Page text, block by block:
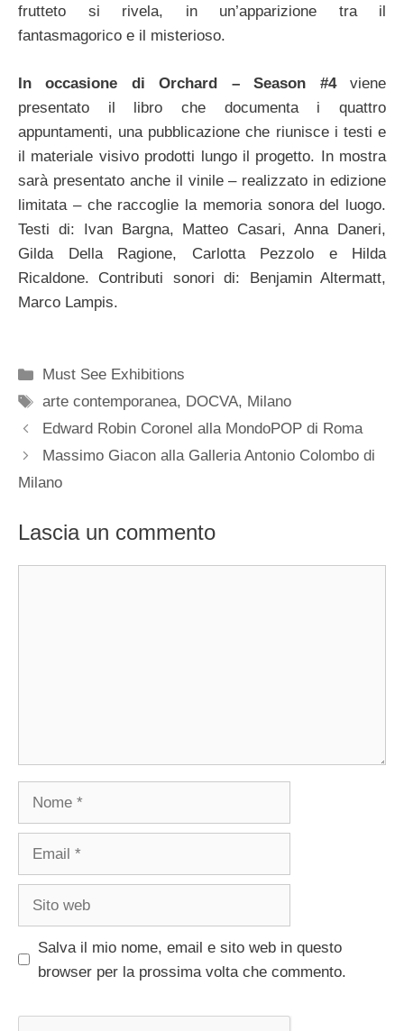
frutteto si rivela, in un’apparizione tra il
fantasmagorico e il misterioso.
In occasione di Orchard – Season #4viene
presentato il libro che documenta i quattro
appuntamenti, una pubblicazione che riunisce i testi e
il materiale visivo prodotti lungo il progetto. In mostra
sarà presentato anche il vinile – realizzato in edizione
limitata – che raccoglie la memoria sonora del luogo.
Testi di: Ivan Bargna, Matteo Casari, Anna Daneri,
Gilda Della Ragione, Carlotta Pezzolo e Hilda
Ricaldone. Contributi sonori di: Benjamin Altermatt,
Marco Lampis.
Categorie
Must See Exhibitions
Tag
arte contemporanea, DOCVA, Milano
Edward Robin Coronel alla MondoPOP di Roma
Massimo Giacon alla Galleria Antonio Colombo di
Milano
Lascia un commento
Nome
Email
Sito
Salva il mio nome, email e sito web in questo
browser per la prossima volta che commento.